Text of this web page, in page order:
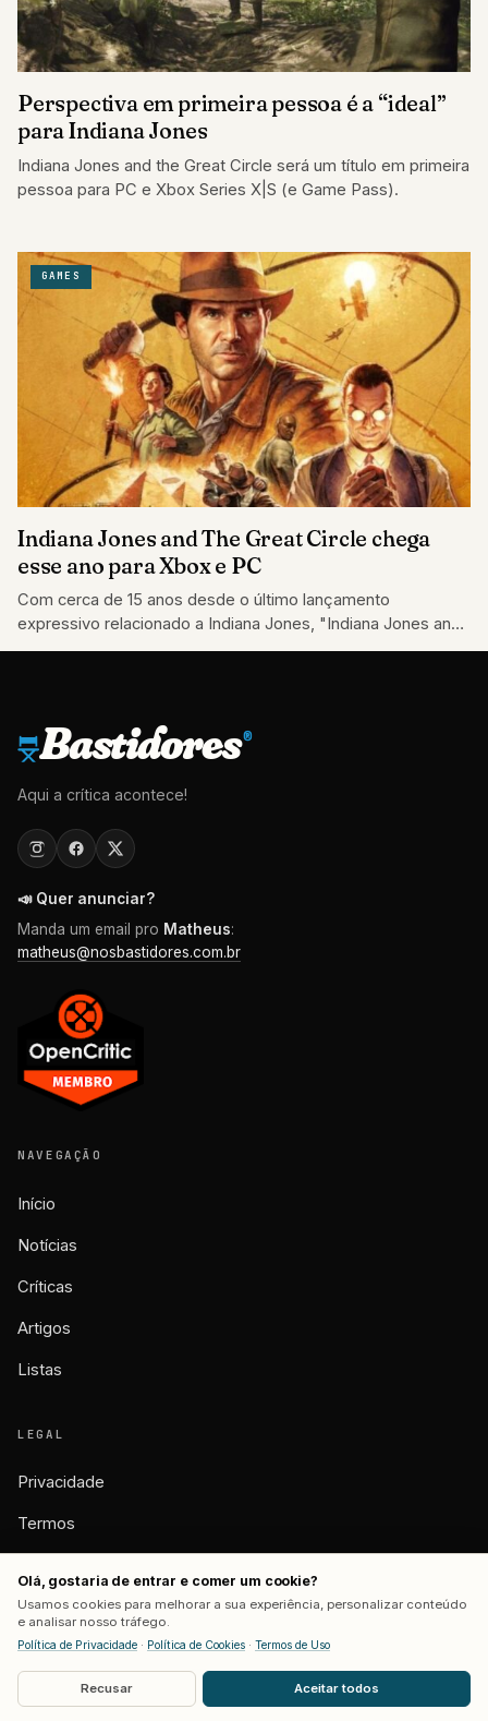
Perspectiva em primeira pessoa é a “ideal”
para Indiana Jones
Indiana Jones and the Great Circle será um título em primeira
pessoa para PC e Xbox Series X|S (e Game Pass).
GAMES
Indiana Jones and The Great Circle chega
esse ano para Xbox e PC
Com cerca de 15 anos desde o último lançamento
expressivo relacionado a Indiana Jones, "Indiana Jones and
the Great Circle" promete trazer…
Bastidores®
Aqui a crítica acontece!
📣 Quer anunciar?
Manda um email pro Matheus:
matheus@nosbastidores.com.br
NAVEGAÇÃO
Início
Notícias
Críticas
Artigos
Listas
LEGAL
Privacidade
Termos
FEITO COM CAFÉ POR
MATHEUS SERAFIM
Olá, gostaria de entrar e comer um cookie?
Usamos cookies para melhorar a sua experiência, personalizar conteúdo
e analisar nosso tráfego.
Política de Privacidade · Política de Cookies · Termos de Uso
Recusar Aceitar todos